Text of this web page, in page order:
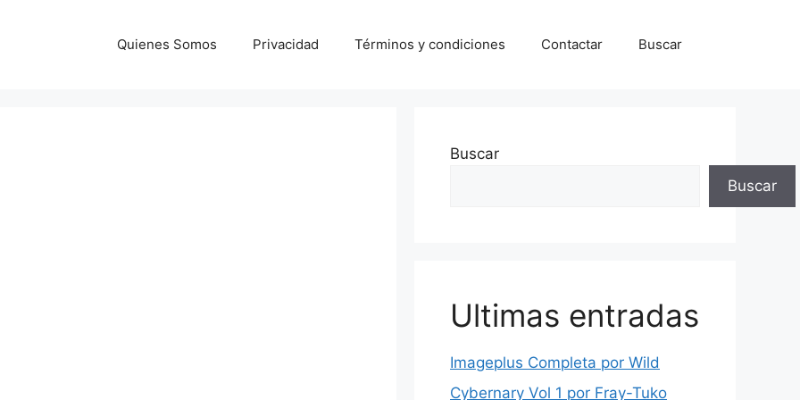
Quienes Somos Privacidad Términos y condiciones Contactar Buscar
Buscar
Buscar
Ultimas entradas
Imageplus Completa por Wild
Cybernary Vol 1 por Fray-Tuko